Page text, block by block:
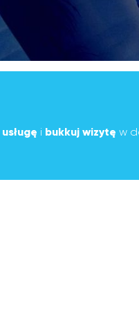
usługę i bukkuj wizytę w